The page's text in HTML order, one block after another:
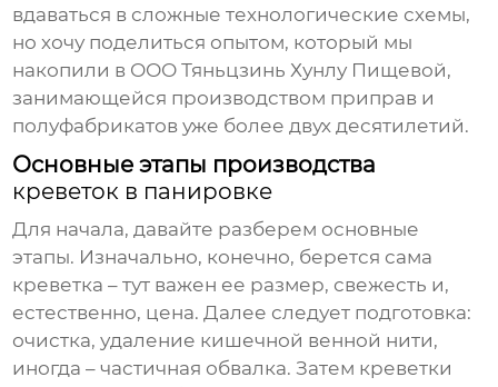
вдаваться в сложные технологические схемы,
но хочу поделиться опытом, который мы
накопили в ООО Тяньцзинь Хунлу Пищевой,
занимающейся производством приправ и
полуфабрикатов уже более двух десятилетий.
Основные этапы производства
креветок в панировке
Для начала, давайте разберем основные
этапы. Изначально, конечно, берется сама
креветка – тут важен ее размер, свежесть и,
естественно, цена. Далее следует подготовка:
очистка, удаление кишечной венной нити,
иногда – частичная обвалка. Затем креветки